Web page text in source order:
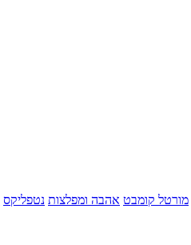
מורטל קומבט אהבה ומפלצות נטפליקס